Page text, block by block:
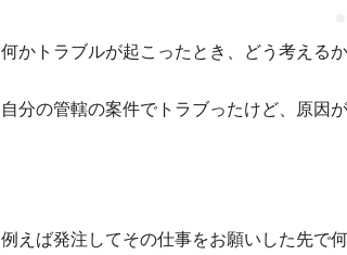
何かトラブルが起こったとき、どう考えるか
自分の管轄の案件でトラブったけど、原因
例えば発注してその仕事をお願いした先で